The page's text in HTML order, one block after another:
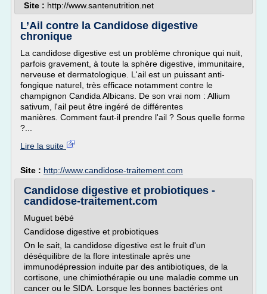
Site : http://www.santenutrition.net
L’Ail contre la Candidose digestive
chronique
La candidose digestive est un problème chronique qui nuit,
parfois gravement, à toute la sphère digestive, immunitaire,
nerveuse et dermatologique. L'ail est un puissant anti-
fongique naturel, très efficace notamment contre le
champignon Candida Albicans. De son vrai nom : Allium
sativum, l'ail peut être ingéré de différentes
manières. Comment faut-il prendre l'ail ? Sous quelle forme
?...
Lire la suite
Site : http://www.candidose-traitement.com
Candidose digestive et probiotiques -
candidose-traitement.com
Muguet bébé
Candidose digestive et probiotiques
On le sait, la candidose digestive est le fruit d'un
déséquilibre de la flore intestinale après une
immunodépression induite par des antibiotiques, de la
cortisone, une chimiothérapie ou une maladie comme un
cancer ou le SIDA. Lorsque les bonnes bactéries ont